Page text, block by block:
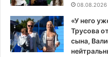
08.08.2026
«У него
Трусова
сына,